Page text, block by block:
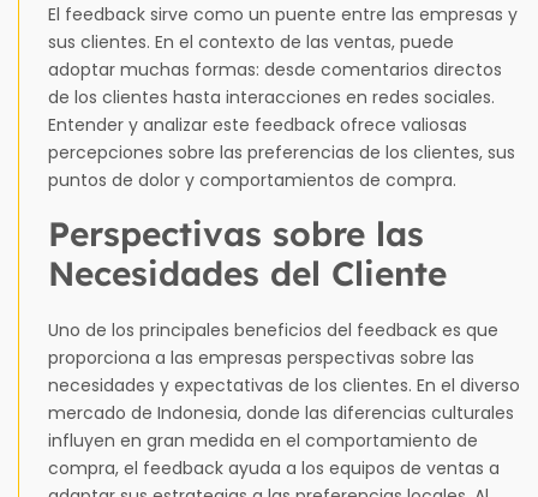
El feedback sirve como un puente entre las empresas y
sus clientes. En el contexto de las ventas, puede
adoptar muchas formas: desde comentarios directos
de los clientes hasta interacciones en redes sociales.
Entender y analizar este feedback ofrece valiosas
percepciones sobre las preferencias de los clientes, sus
puntos de dolor y comportamientos de compra.
Perspectivas sobre las
Necesidades del Cliente
Uno de los principales beneficios del feedback es que
proporciona a las empresas perspectivas sobre las
necesidades y expectativas de los clientes. En el diverso
mercado de Indonesia, donde las diferencias culturales
influyen en gran medida en el comportamiento de
compra, el feedback ayuda a los equipos de ventas a